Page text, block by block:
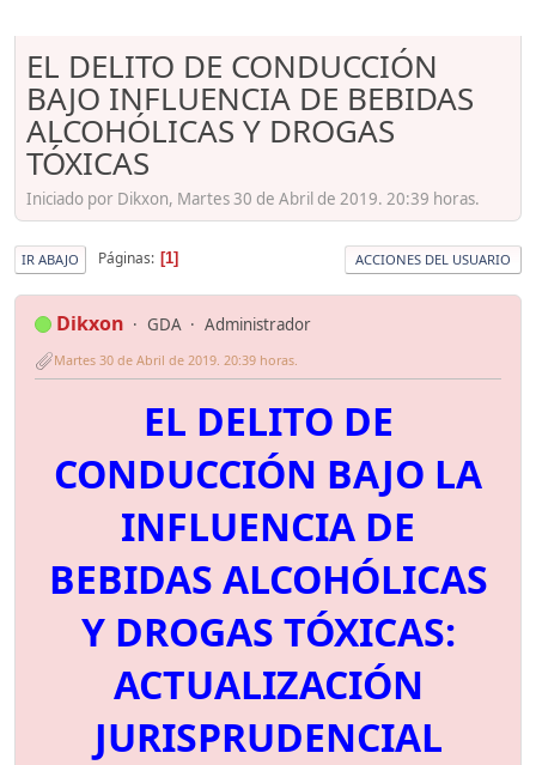
EL DELITO DE CONDUCCIÓN
BAJO INFLUENCIA DE BEBIDAS
ALCOHÓLICAS Y DROGAS
TÓXICAS
Iniciado por Dikxon, Martes 30 de Abril de 2019. 20:39 horas.
IR ABAJO Páginas 1 ACCIONES DEL USUARIO
Dikxon GDA Administrador
Martes 30 de Abril de 2019. 20:39 horas.
EL DELITO DE
CONDUCCIÓN BAJO LA
INFLUENCIA DE
BEBIDAS ALCOHÓLICAS
Y DROGAS TÓXICAS:
ACTUALIZACIÓN
JURISPRUDENCIAL